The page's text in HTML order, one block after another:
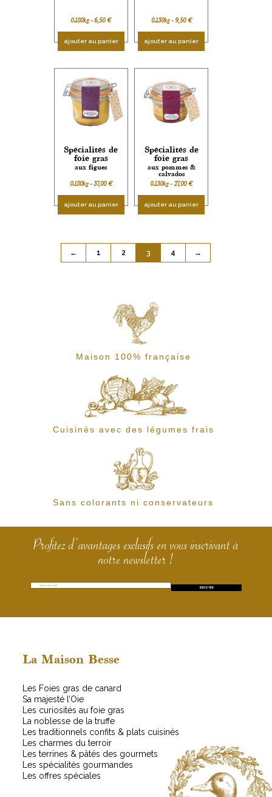
0.180kg -6,50€
ajouter au panier
0.130kg - 9,50€
ajouter au panier
Spécialités de
foie gras
aux figues
0.180kg -37,00€
ajouter au panier
Spécialités de
foie gras
aux pommes &
calvados
0.130kg - 27,00€
ajouter au panier
← 1 2 3 4 →
Maison 100% française
Cuisinés avec des légumes frais
Sans colorants ni conservateurs
Profitez d’avantages exclusifs en vous inscrivant à
notre newsletter !
*
E
i
E
ENVOYER
La Maison Besse
Les Foies gras de canard
Sa majesté l’Oie
Les curiosités au foie gras
La noblesse de la truffe
Les traditionnels confits & plats cuisinés
Les charmes du terroir
Les terrines & pâtés des gourmets
Les spécialités gourmandes
Les offres spéciales